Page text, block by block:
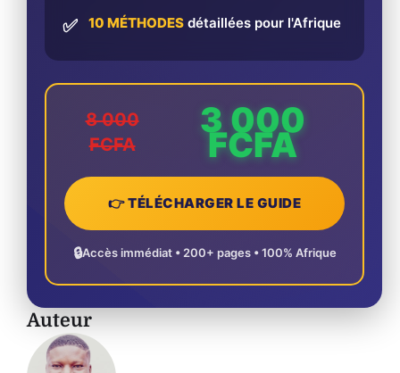
✅ 10 MÉTHODES détaillées pour l'Afrique
8 000
FCFA
3 000
FCFA
👉 TÉLÉCHARGER LE GUIDE
🔒Accès immédiat • 200+ pages • 100% Afrique
Auteur